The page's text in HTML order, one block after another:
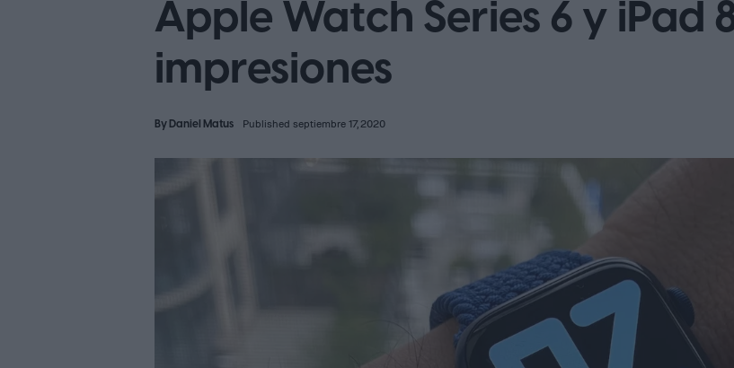
Apple Watch Series 6 y iPad
impresiones
ByDaniel Matus Published septiembre 17, 2020